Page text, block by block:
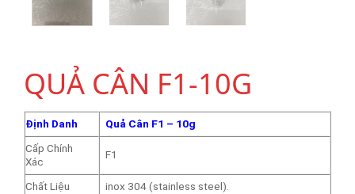
QUẢ CÂN F1-10G
Định Danh
Quả Cân F1 – 10g
Cấp Chính
Xác
F1
Chất Liệu
inox 304 (stainless steel).